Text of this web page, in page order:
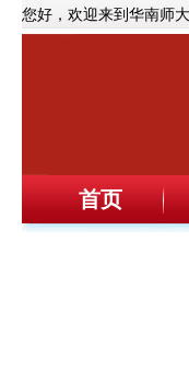
您好，欢迎来到华南师
首页